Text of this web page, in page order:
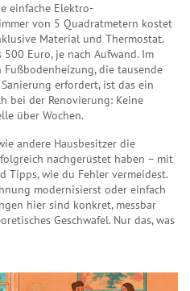
einfache Elektro-
von 5 Quadratmetern kostet
Material und Thermostat.
Euro, je nach Aufwand. Im
die tausende
erfordert, ist das ein
bei der Renovierung: Keine
über Wochen.
andere Hausbesitzer die
nachgerüstet haben – mit
Tipps, wie du Fehler vermeidest.
modernisierst oder einfach
hier sind konkret, messbar
Geschwafel. Nur das, was